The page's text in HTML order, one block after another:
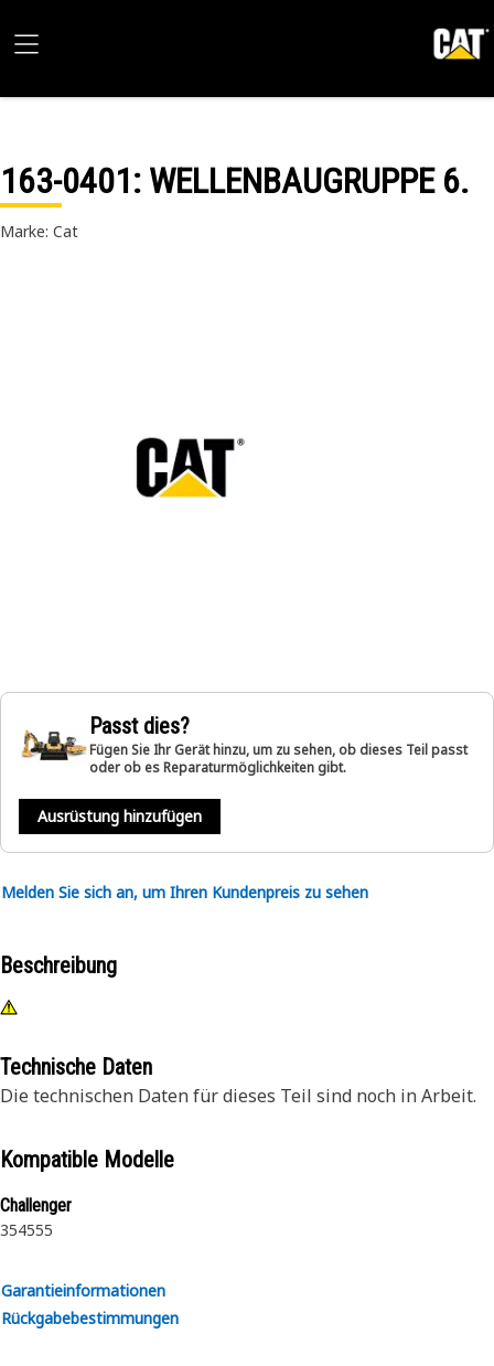
163-0401: WELLENBAUGRUPPE 6.
Marke: Cat
Passt dies?
Fügen Sie Ihr Gerät hinzu, um zu sehen, ob dieses Teil passt
oder ob es Reparaturmöglichkeiten gibt.
Ausrüstung hinzufügen
Melden Sie sich an, um Ihren Kundenpreis zu sehen
Beschreibung
Technische Daten
Die technischen Daten für dieses Teil sind noch in Arbeit.
Kompatible Modelle
Challenger
354555
Garantieinformationen
Rückgabebestimmungen